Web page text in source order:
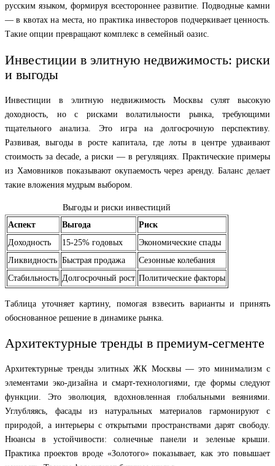
русским языком, формируя всестороннее развитие. Подводные камни
— в квотах на места, но практика инвесторов подчеркивает ценность.
Такие опции превращают комплекс в семейный оазис.
Инвестиции в элитную недвижимость: риски
и выгоды
Инвестиции в элитную недвижимость Москвы сулят высокую
доходность, но с рисками волатильности рынка, требующими
тщательного анализа. Это игра на долгосрочную перспективу.
Развивая, выгоды в росте капитала, где лоты в центре удваивают
стоимость за decade, а риски — в регуляциях. Практические примеры
из Хамовников показывают окупаемость через аренду. Баланс делает
такие вложения мудрым выбором.
Выгоды и риски инвестиций
Аспект
Выгода
Риск
Доходность
15-25% годовых
Экономические спады
Ликвидность Быстрая продажа
Сезонные колебания
Стабильность Долгосрочный рост Политические факторы
Таблица уточняет картину, помогая взвесить варианты и принять
обоснованное решение в динамике рынка.
Архитектурные тренды в премиум-сегменте
Архитектурные тренды элитных ЖК Москвы — это минимализм с
элементами эко-дизайна и смарт-технологиями, где формы следуют
функции. Это эволюция, вдохновленная глобальными веяниями.
Углубляясь, фасады из натуральных материалов гармонируют с
природой, а интерьеры с открытыми пространствами дарят свободу.
Нюансы в устойчивости: солнечные панели и зеленые крыши.
Практика проектов вроде «Золотого» показывает, как это повышает